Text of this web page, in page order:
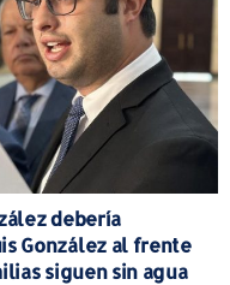
debería
González al frente
siguen sin agua